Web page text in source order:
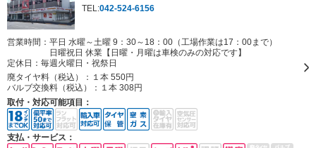
TEL:042-524-6156
営業時間：平日 水曜～土曜 9：30～18：00（工場作業は17：00まで）
日曜祝日 休業【日曜・月曜は車検のみの対応です】
定休日： 毎週火曜日・祝祭日
廃タイヤ料（税込）： １本 550円
バルブ交換料（税込）： １本 308円
取付・対応可能項目：
支払・サービス：